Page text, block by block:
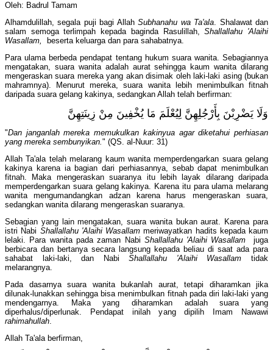
Oleh: Badrul Tamam
Alhamdulillah, segala puji bagi AllahSubhanahu wa Ta'ala. Shalawat dan
salam semoga terlimpah kepada baginda Rasulillah,Shallallahu 'Alaihi
Wasallam,
beserta keluarga dan para sahabatnya.
Para ulama berbeda pendapat tentang hukum suara wanita. Sebagiannya
mengatakan, suara wanita adalah aurat sehingga kaum wanita dilarang
mengeraskan suara mereka yang akan disimak oleh laki-laki asing (bukan
mahramnya). Menurut mereka, suara wanita lebih menimbulkan fitnah
daripada suara gelang kakinya, sedangkan Allah telah berfirman:
وَلَا يَضْرِبْنَ بِأَرْجُلِهِنَّ لِيُعْلَمَ مَا يُخْفِينَ مِنْ زِينَتِهِنَّ
"Dan janganlah mereka memukulkan kakinyua agar diketahui perhiasan
yang mereka sembunyikan." (QS. al-Nuur: 31)
Allah Ta'ala telah melarang kaum wanita memperdengarkan suara gelang
kakinya karena ia bagian dari perhiasannya, sebab dapat menimbulkan
fitnah. Maka mengeraskan suaranya itu lebih layak dilarang daripada
memperdengarkan suara gelang kakinya. Karena itu para ulama melarang
wanita mengumandangkan adzan karena harus mengeraskan suara,
sedangkan wanita dilarang mengeraskan suaranya.
Sebagian yang lain mengatakan, suara wanita bukan aurat. Karena para
istri Nabi Shallallahu 'Alaihi Wasallammeriwayatkan hadits kepada kaum
lelaki. Para wanita pada zaman Nabi Shallallahu 'Alaihi Wasallamjuga
berbicara dan bertanya secara langsung kepada beliau di saat ada para
sahabat laki-laki, dan NabiShallallahu 'Alaihi Wasallamtidak
melarangnya.
Pada dasarnya suara wanita bukanlah aurat, tetapi diharamkan jika
dilunak-lunakkan sehingga bisa menimbulkan fitnah pada diri laki-laki yang
mendengarnya. Maka yang diharamkan adalah suara yang
diperhalus/diperlunak. Pendapat inilah yang dipilih Imam Nawawi
rahimahullah.
Allah Ta'ala berfirman,